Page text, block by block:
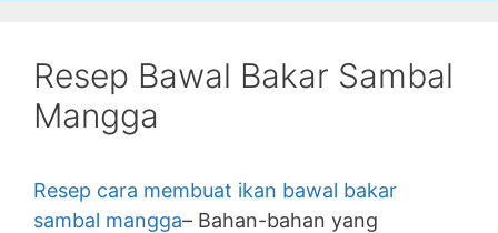
Resep Bawal Bakar Sambal
Mangga
Resep cara membuat ikan bawal bakar
sambal mangga– Bahan-bahan yang